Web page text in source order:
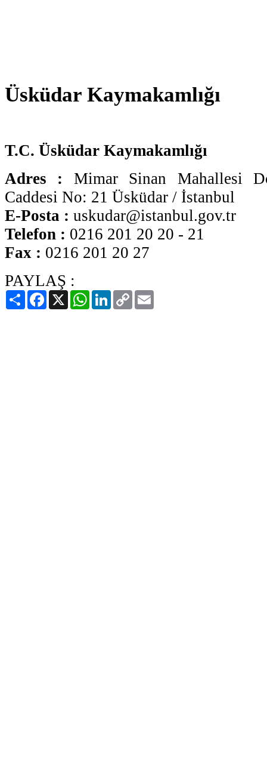
Üsküdar Kaymakamlığı
T.C. Üsküdar Kaymakamlığı
Adres : Mimar Sinan Mahallesi
Caddesi No: 21 Üsküdar / İstanbul
E-Posta : uskudar@istanbul.gov.tr
Telefon : 0216 201 20 20 - 21
Fax : 0216 201 20 27
PAYLAŞ :
PaylaşFacebook
X WhatsAppLinkedIn
Copy
Link